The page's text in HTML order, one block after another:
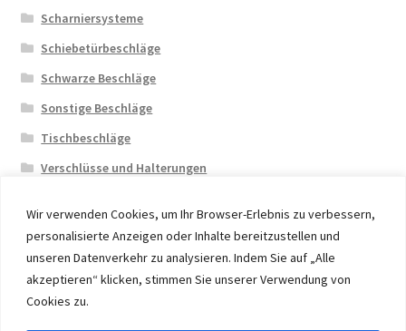
Wir verwenden Cookies, um Ihr Browser-Erlebnis zu verbessern,
personalisierte Anzeigen oder Inhalte bereitzustellen und
unseren Datenverkehr zu analysieren. Indem Sie auf „Alle
akzeptieren“ klicken, stimmen Sie unserer Verwendung von
Cookies zu.
Scharniersysteme
Schiebetürbeschläge
Schwarze Beschläge
Sonstige Beschläge
Tischbeschläge
Verschlüsse und Halterungen
© 2026 Eruon Trade UG, Germany, member of the ERUON